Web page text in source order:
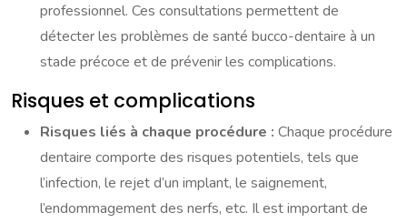
professionnel. Ces consultations permettent de
détecter les problèmes de santé bucco-dentaire à un
stade précoce et de prévenir les complications.
Risques et complications
Risques liés à chaque procédure : Chaque procédure
dentaire comporte des risques potentiels, tels que
l’infection, le rejet d’un implant, le saignement,
l’endommagement des nerfs, etc. Il est important de